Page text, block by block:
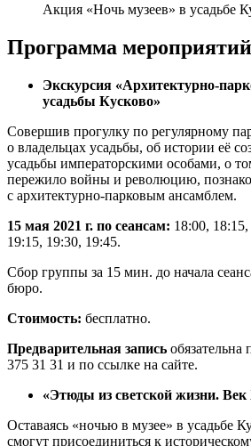
Акция «Ночь музеев» в усадьбе
Программа
Экскурсия «Архитектурно-
усадьбы Кусково»
Совершив прогулку по регулярному
о владельцах усадьбы, об истории её
усадьбы императорскими особами, о
пережило войны и революцию,
с архитектурно-парковым ансамблем.
15 мая 2021 г. по сеансам: 18:00,
19:15, 19:30, 19:45.
Сбор группы за 15 мин. до начала
бюро.
Стоимость: бесплатно.
Предварительная запись обязательна
375 31 31 и по ссылке на сайте.
«Этюды из светской жизни.
Оставаясь «ночью в музее» в усадьбе
смогут присоединиться к